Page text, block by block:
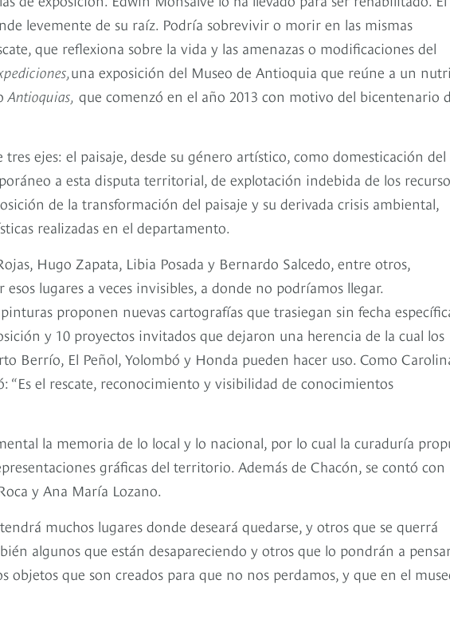
levemente de su raíz. Podría sobrevivir o morir en las mismas
que reflexiona sobre la vida y las amenazas o modificaciones del
una exposición del Museo de Antioquia que reúne a un
Antioquias, que comenzó en el año 2013 con motivo del bicentenario
ejes: el paisaje, desde su género artístico, como domesticación del
a esta disputa territorial, de explotación indebida de los
de la transformación del paisaje y su derivada crisis ambiental,
realizadas en el departamento.
Hugo Zapata, Libia Posada y Bernardo Salcedo, entre otros,
lugares a veces invisibles, a donde no podríamos llegar.
proponen nuevas cartografías que trasiegan sin fecha
y 10 proyectos invitados que dejaron una herencia de la cual los
Berrío, El Peñol, Yolombó y Honda pueden hacer uso. Como
“Es el rescate, reconocimiento y visibilidad de conocimientos
la memoria de lo local y lo nacional, por lo cual la curaduría
gráficas del territorio. Además de Chacón, se contó con
y Ana María Lozano.
muchos lugares donde deseará quedarse, y otros que se querrá
algunos que están desapareciendo y otros que lo pondrán a
objetos que son creados para que no nos perdamos, y que en el